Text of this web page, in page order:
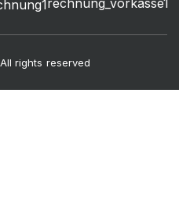
rights reserved